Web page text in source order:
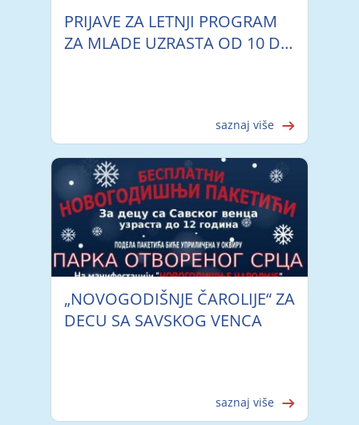
PRIJAVE ZA LETNJI PROGRAM
ZA MLADE UZRASTA OD 10 DO
saznaj više
„NOVOGODIŠNJE ČAROLIJE“ ZA
DECU SA SAVSKOG VENCA
saznaj više